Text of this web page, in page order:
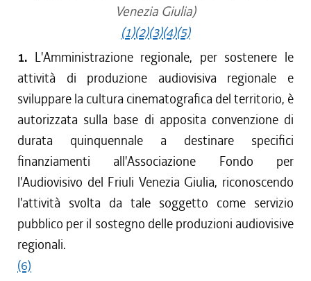
Venezia Giulia)
(1)(2)(3)(4)(5)
1. L'Amministrazione regionale, per sostenere le
attività di produzione audiovisiva regionale e
sviluppare la cultura cinematografica del territorio, è
autorizzata sulla base di apposita convenzione di
durata quinquennale a destinare specifici
finanziamenti all'Associazione Fondo per
l'Audiovisivo del Friuli Venezia Giulia, riconoscendo
l'attività svolta da tale soggetto come servizio
pubblico per il sostegno delle produzioni audiovisive
regionali.
(6)